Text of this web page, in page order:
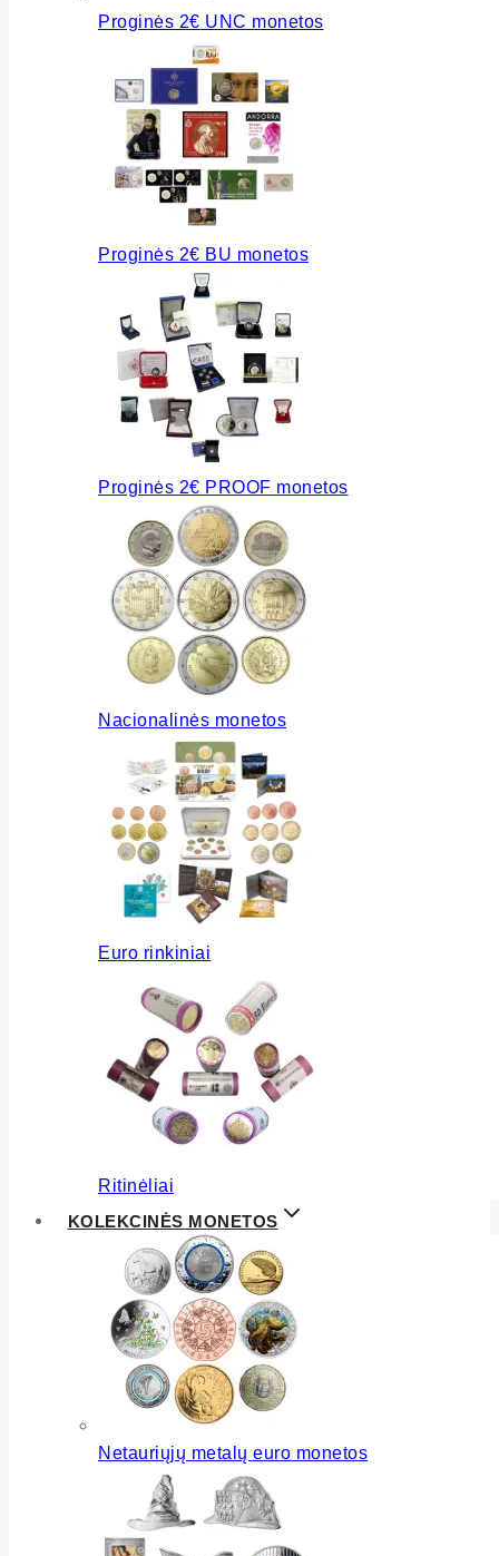
Proginės 2€ UNC monetos
Proginės 2€ BU monetos
Proginės 2€ PROOF monetos
Nacionalinės monetos
Euro rinkiniai
Ritinėliai
KOLEKCINĖS MONETOS
Netauriųjų metalų euro monetos